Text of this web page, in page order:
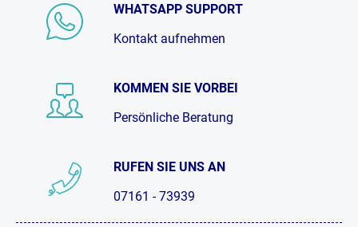
WHATSAPP SUPPORT
Kontakt aufnehmen
KOMMEN SIE VORBEI
Persönliche Beratung
RUFEN SIE UNS AN
07161 - 73939